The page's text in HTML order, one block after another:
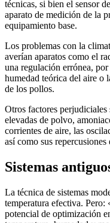
técnicas, si bien el sensor
aparato de medición de la
equipamiento base.
Los problemas con la
averían aparatos como el
una regulación errónea,
humedad teórica del aire o
de los pollos.
Otros factores perjudiciales
elevadas de polvo,
corrientes de aire, las
así como sus
Sistemas
La técnica de sistemas
temperatura efectiva. Pero:
potencial de optimización